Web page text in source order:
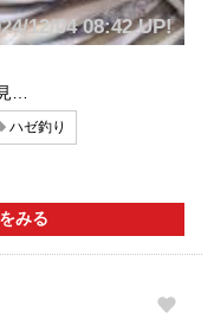
12/04 08:42 UP!
…
ハゼ釣り
みる